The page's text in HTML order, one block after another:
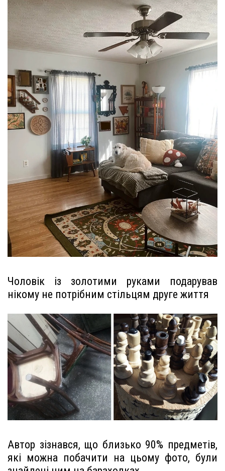
Чоловік із золотими руками подарував
нікому не потрібним стільцям друге життя
Автор зізнався, що близько 90% предметів,
які можна побачити на цьому фото, були